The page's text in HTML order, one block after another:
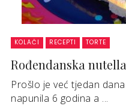
KOLAČI RECEPTI TORTE
Rođendanska
Prošlo je već tjedan
napunila 6 godina a ...